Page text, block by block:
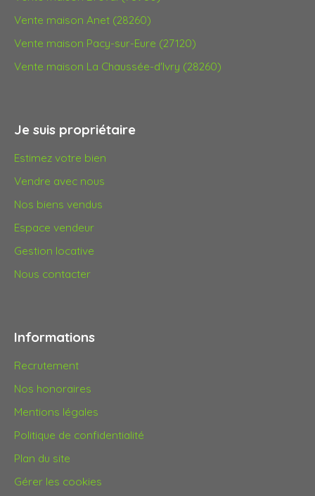
Vente maison Anet (28260)
Vente maison Pacy-sur-Eure (27120)
Vente maison La Chaussée-d'Ivry (28260)
Je suis propriétaire
Estimez votre bien
Vendre avec nous
Nos biens vendus
Espace vendeur
Gestion locative
Nous contacter
Informations
Recrutement
Nos honoraires
Mentions légales
Politique de confidentialité
Plan du site
Gérer les cookies